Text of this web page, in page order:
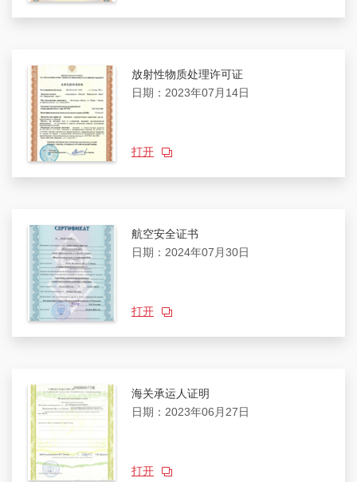
放射性物质处理许可证
日期：2023年07月14日
打开
航空安全证书
日期：2024年07月30日
打开
海关承运人证明
日期：2023年06月27日
打开